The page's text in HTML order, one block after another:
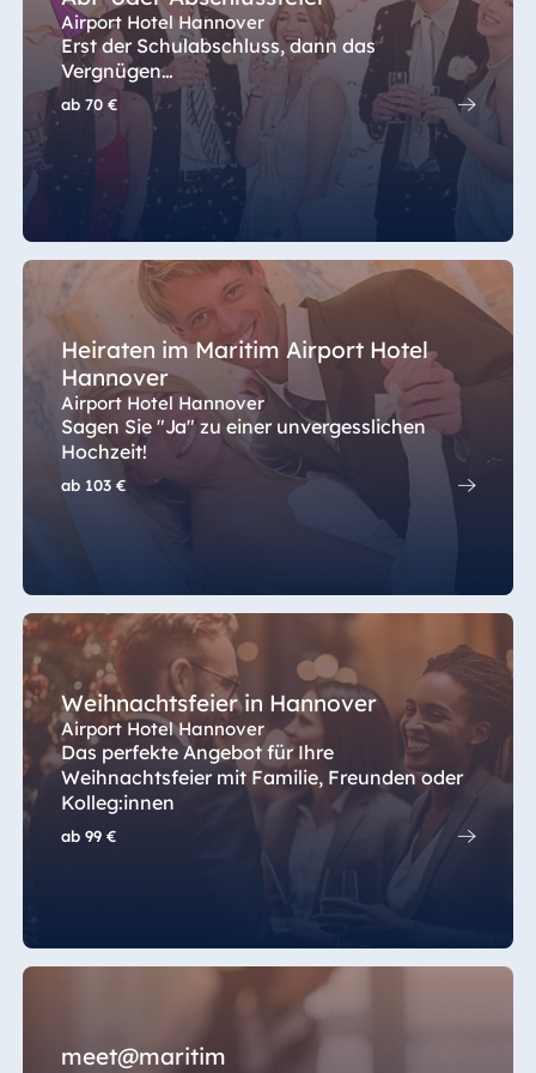
China
Hotel Taicang
Hotel &
Italien
Resort Calabria
Malta
Mauritius
Resort & Spa
Mauritius
TitiseeHotel Titisee-Neustadt
Strandhotel Travemünde
Hotel Ulm
Hotel Würzburg
Airport Hotel Hannover
Erst der Schulabschluss, dann das
Vergnügen…
ab70 €
Heiraten im Maritim Airport Hotel
Hannover
Airport Hotel Hannover
Sagen Sie "Ja" zu einer unvergesslichen
Hochzeit!
ab103 €
Weihnachtsfeier in Hannover
Airport Hotel Hannover
Das perfekte Angebot für Ihre
Weihnachtsfeier mit Familie, Freunden oder
Kolleg:innen
ab99 €
meet@maritim